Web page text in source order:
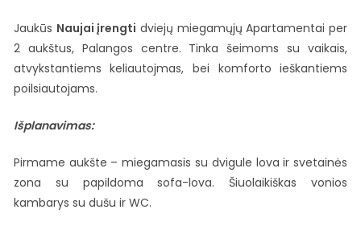
Jaukūs Naujai įrengti dviejų miegamųjų Apartamentai per
2 aukštus, Palangos centre. Tinka šeimoms su vaikais,
atvykstantiems keliautojmas, bei komforto ieškantiems
poilsiautojams.
Išplanavimas:
Pirmame aukšte – miegamasis su dvigule lova ir svetainės
zona su papildoma sofa-lova. Šiuolaikiškas vonios
kambarys su dušu ir WC.